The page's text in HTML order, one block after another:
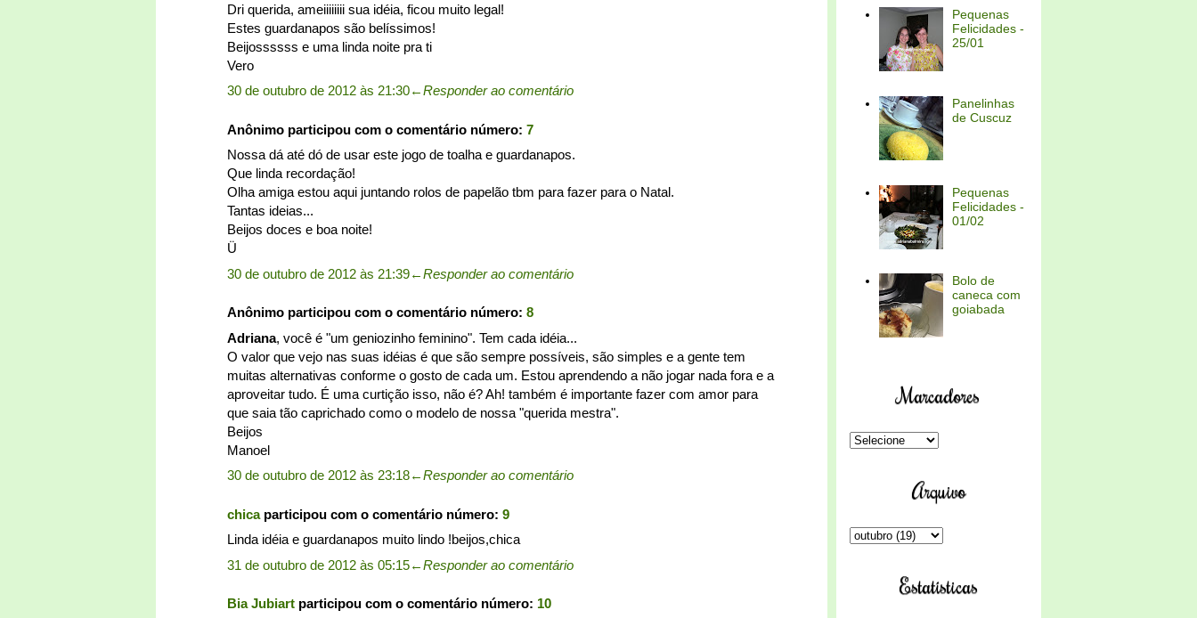
Dri querida, ameiiiiiiii sua idéia, ficou muito legal!
Estes guardanapos são belíssimos!
Beijossssss e uma linda noite pra ti
Vero
30 de outubro de 2012 às 21:30←Responder ao comentário
Anônimo participou com o comentário número: 7
Nossa dá até dó de usar este jogo de toalha e guardanapos.
Que linda recordação!
Olha amiga estou aqui juntando rolos de papelão tbm para fazer para o Natal.
Tantas ideias...
Beijos doces e boa noite!
Ü
30 de outubro de 2012 às 21:39←Responder ao comentário
Anônimo participou com o comentário número: 8
Adriana, você é "um geniozinho feminino". Tem cada idéia...
O valor que vejo nas suas idéias é que são sempre possíveis, são simples e a gente tem
muitas alternativas conforme o gosto de cada um. Estou aprendendo a não jogar nada fora e a
aproveitar tudo. É uma curtição isso, não é? Ah! também é importante fazer com amor para
que saia tão caprichado como o modelo de nossa "querida mestra".
Beijos
Manoel
30 de outubro de 2012 às 23:18←Responder ao comentário
chicaparticipou com o comentário número: 9
Linda idéia e guardanapos muito lindo !beijos,chica
31 de outubro de 2012 às 05:15←Responder ao comentário
Bia Jubiart participou com o comentário número: 10
Pequenas
Felicidades -
25/01
Panelinhas
de Cuscuz
Pequenas
Felicidades -
01/02
Bolo de
caneca com
goiabada
Marcadores
Arquivo
Estatísticas